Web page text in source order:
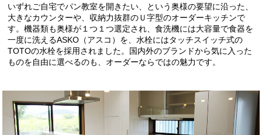
いずれご自宅でパン教室を開きたい、という奥様の要望に沿った、
大きなカウンターや、収納力抜群のＵ字型のオーダーキッチンで
す。機器類も奥様が１つ１つ選定され、食洗機には大容量で食器を
一度に洗えるASKO（アスコ）を、水栓にはタッチスイッチ式の
TOTOの水栓を採用されました。国内外のブランドから気に入った
ものを自由に選べるのも、オーダーならではの魅力です。